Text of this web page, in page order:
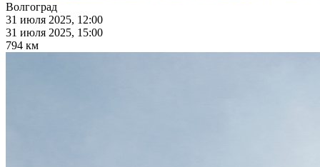
Волгоград
31 июля 2025, 12:00
31 июля 2025, 15:00
794 км